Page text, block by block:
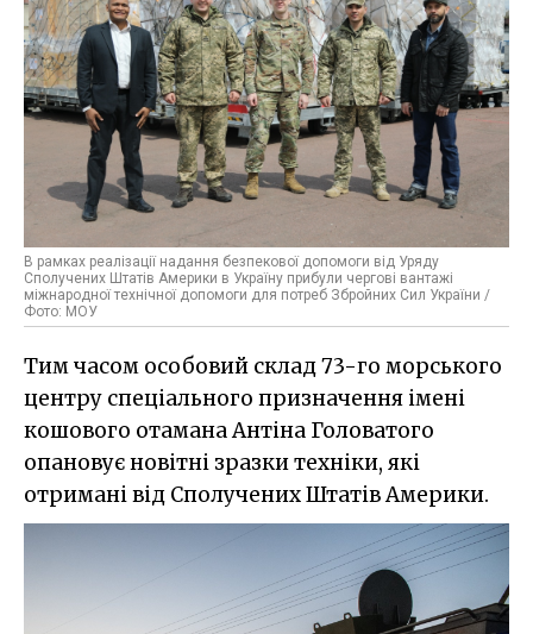
В рамках реалізації надання безпекової допомоги від Уряду
Сполучених Штатів Америки в Україну прибули чергові вантажі
міжнародної технічної допомоги для потреб Збройних Сил України /
Фото: МОУ
Тим часом особовий склад 73-го морського
центру спеціального призначення імені
кошового отамана Антіна Головатого
опановує новітні зразки техніки, які
отримані від Сполучених Штатів Америки.